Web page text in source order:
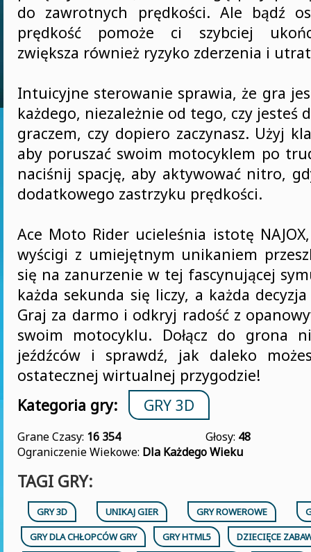
do zawrotnych prędkości. Ale bądź
prędkość pomoże ci szybciej
zwiększa również ryzyko zderzenia i
Intuicyjne sterowanie sprawia, że gra
każdego, niezależnie od tego, czy jesteś
graczem, czy dopiero zaczynasz. Użyj
aby poruszać swoim motocyklem po
naciśnij spację, aby aktywować nitro,
dodatkowego zastrzyku prędkości.
Ace Moto Rider ucieleśnia istotę NAJOX,
wyścigi z umiejętnym unikaniem
się na zanurzenie w tej fascynującej
każda sekunda się liczy, a każda
Graj za darmo i odkryj radość z
swoim motocyklu. Dołącz do grona
jeźdźców i sprawdź, jak daleko
ostatecznej wirtualnej przygodzie!
Kategoria gry:
GRY 3D
Grane Czasy: 16 354 Głosy: 48
Ograniczenie Wiekowe: Dla Każdego Wieku
TAGI GRY:
GRY 3D UNIKAJ GIER GRY ROWEROWE
GRY DLA CHŁOPCÓW GRY
GRY HTML5
DZIECIĘCE